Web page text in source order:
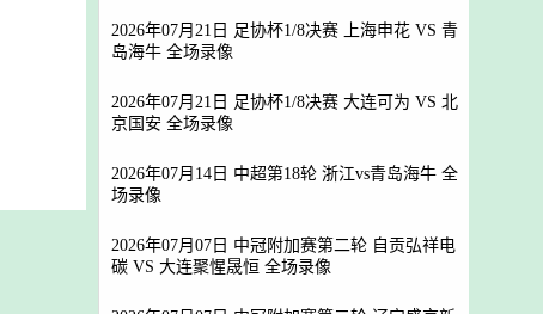
2026年07月21日 足协杯1/8决赛 上海申花 VS 青
岛海牛 全场录像
2026年07月21日 足协杯1/8决赛 大连可为 VS 北
京国安 全场录像
2026年07月14日 中超第18轮 浙江vs青岛海牛 全
场录像
2026年07月07日 中冠附加赛第二轮 自贡弘祥电
碳 VS 大连聚惺晟恒 全场录像